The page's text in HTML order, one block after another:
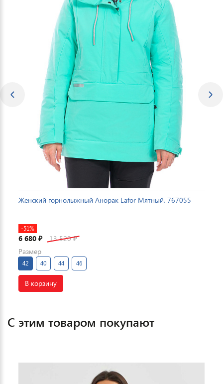
Женский горнолыжный Анорак Lafor Мятный, 767055
-51%
6 680 ₽ 13 520₽
Размер
42 40 44 46
В корзину
С этим товаром покупают